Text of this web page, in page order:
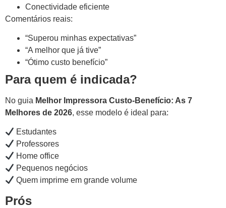
Conectividade eficiente
Comentários reais:
“Superou minhas expectativas”
“A melhor que já tive”
“Ótimo custo benefício”
Para quem é indicada?
No guia Melhor Impressora Custo-Benefício: As 7
Melhores de 2026, esse modelo é ideal para:
Estudantes
Professores
Home office
Pequenos negócios
Quem imprime em grande volume
Prós